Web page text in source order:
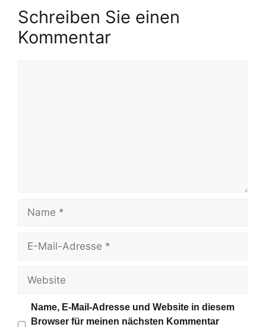
Schreiben Sie einen
Kommentar
-
Name, E-Mail-Adresse und Website in diesem
Browser für meinen nächsten Kommentar